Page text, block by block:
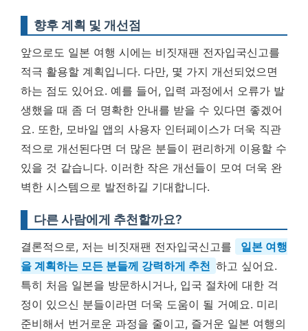
향후 계획 및 개선점
앞으로도 일본 여행 시에는 비짓재팬 전자입국신고를
적극 활용할 계획입니다. 다만, 몇 가지 개선되었으면
하는 점도 있어요. 예를 들어, 입력 과정에서 오류가 발
생했을 때 좀 더 명확한 안내를 받을 수 있다면 좋겠어
요. 또한, 모바일 앱의 사용자 인터페이스가 더욱 직관
적으로 개선된다면 더 많은 분들이 편리하게 이용할 수
있을 것 같습니다. 이러한 작은 개선들이 모여 더욱 완
벽한 시스템으로 발전하길 기대합니다.
다른 사람에게 추천할까요?
결론적으로, 저는 비짓재팬 전자입국신고를
일본 여행
을 계획하는 모든 분들께 강력하게 추천 하고 싶어요.
특히 처음 일본을 방문하시거나, 입국 절차에 대한 걱
정이 있으신 분들이라면 더욱 도움이 될 거예요. 미리
준비해서 번거로운 과정을 줄이고, 즐거운 일본 여행의